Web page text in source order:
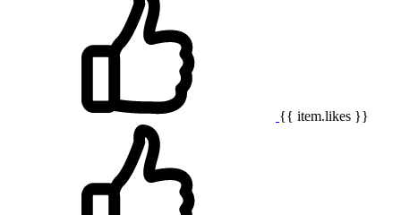
{{ item.likes }}